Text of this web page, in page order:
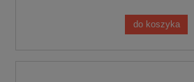
do koszyka